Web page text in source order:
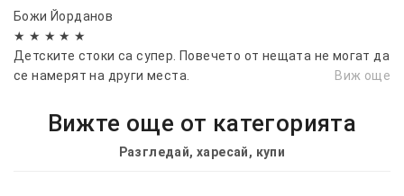
Бруклин Морис Мичъм решил да направи плюшена
играчка мече в чест на пощаденото животно и
да я нарече Теди. Скоро след като изложил
първото на витрината си, десетки клиенти
започнало и серийното производство под
търговското име „Теди бeар“ (на английски: Teddy
Божи Йорданов
★ ★ ★ ★ ★
Детските стоки са супер. Повечето от нещата не могат да
се намерят на други места.
Виж още
Вижте още от категорията
Разгледай, харесай, купи